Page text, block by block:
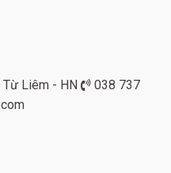
Từ Liêm - HN
038 737